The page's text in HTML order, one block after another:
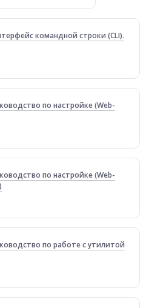
командной строки (CLI).
по настройке (Web-
по настройке (Web-
по работе с утилитой